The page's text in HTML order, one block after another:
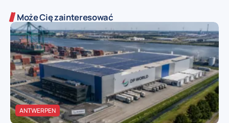
Może Cię zainteresować
ANTWERPEN